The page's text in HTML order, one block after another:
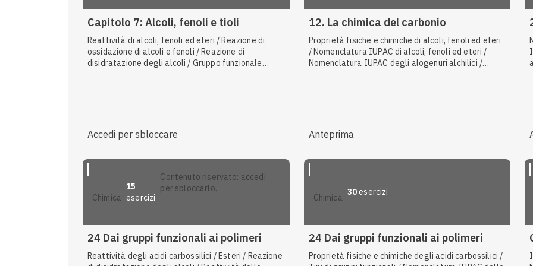
degli alogenuri alchilici
Capitolo 7: Alcoli, fenoli e tioli
Reattività di alcoli, fenoli ed eteri / Reazione di
ossidazione di alcoli e fenoli / Reazione di
disidratazione degli alcoli / Gruppo funzionale
Accedi per sbloccare
12. La chimica del carbonio
Proprietà fisiche e chimiche di alcoli, fenoli ed eteri
/ Nomenclatura IUPAC di alcoli, fenoli ed eteri /
Nomenclatura IUPAC degli alogenuri alchilici /
Sostituzione elettrofila aromatica / Nomenclatura
IUPAC di aldeidi e chetoni / Isomeria geometrica
benzene / Esteri / Reazione di combustione /
Proprietà fisiche e chimiche delle ammine /
Reazione di ossidazione di alcoli e fenoli /
Nomenclatura IUPAC degli acidi carbossilici /
Anteprima
chimica
15
esercizi
contenuto riservato: accedi
per sbloccarlo.
24 Dai gruppi funzionali ai polimeri
Reattività degli acidi carbossilici / Esteri / Reazione
chimica
30 esercizi
24 Dai gruppi funzionali ai polimeri
Proprietà fisiche e chimiche degli acidi carbossilici /